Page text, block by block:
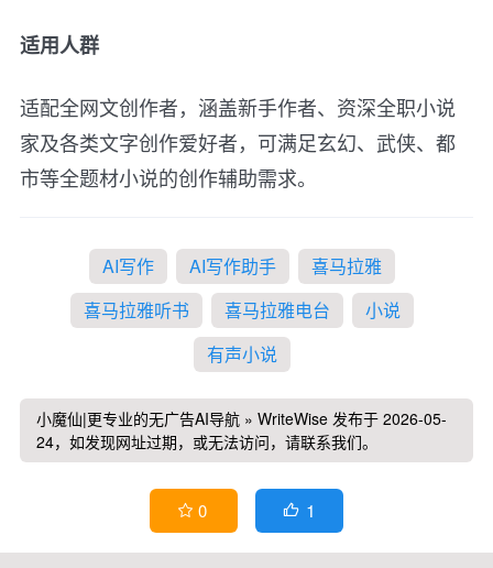
适用人群
适配全网文创作者，涵盖新手作者、资深全职小说
家及各类文字创作爱好者，可满足玄幻、武侠、都
市等全题材小说的创作辅助需求。
AI写作 AI写作助手
喜马拉雅
喜马拉雅听书
喜马拉雅电台
小说
有声小说
小魔仙|更专业的无广告AI导航 » WriteWise 发布于 2026-05-
24，如发现网址过期，或无法访问，请联系我们。
 0  1